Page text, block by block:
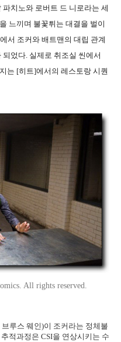
치노와 로버트 드 니로라는 세
느끼며 불꽃튀는 대결을 벌이
서 조커와 배트맨의 대립 관계
었다. 실제로 취조실 씬에서
는 [히트]에서의 레스토랑 시퀀
All rights reserved.
루스 웨인)이 조커라는 정체불
적과정은 CSI을 연상시키는 수